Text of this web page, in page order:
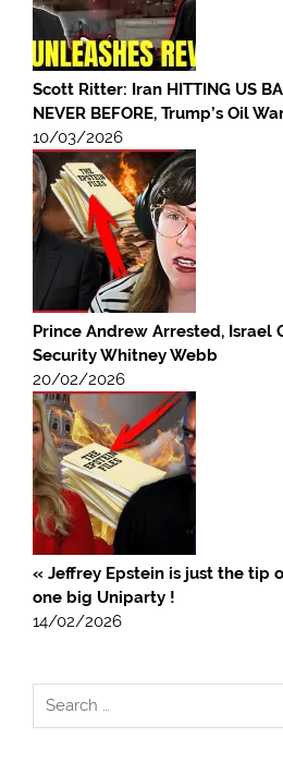
Scott Ritter: Iran HITTING US
NEVER BEFORE, Trump’s Oil
10/03/2026
Prince Andrew Arrested, Israel
Security Whitney Webb
20/02/2026
« Jeffrey Epstein is just the tip
one big Uniparty !
14/02/2026